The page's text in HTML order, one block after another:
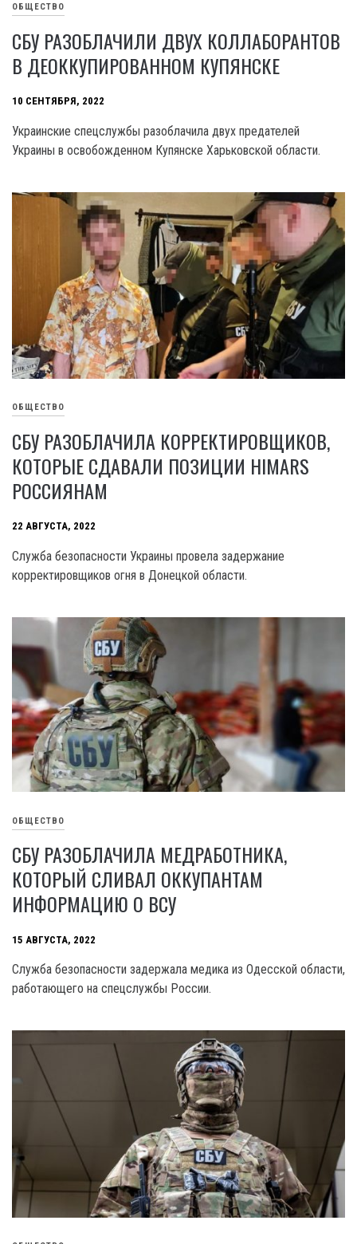
ОБЩЕСТВО
СБУ РАЗОБЛАЧИЛИ ДВУХ КОЛЛАБОРАНТОВ
В ДЕОККУПИРОВАННОМ КУПЯНСКЕ
10 СЕНТЯБРЯ, 2022
Украинские спецслужбы разоблачила двух предателей
Украины в освобожденном Купянске Харьковской области.
ОБЩЕСТВО
СБУ РАЗОБЛАЧИЛА КОРРЕКТИРОВЩИКОВ,
КОТОРЫЕ СДАВАЛИ ПОЗИЦИИ HIMARS
РОССИЯНАМ
22 АВГУСТА, 2022
Служба безопасности Украины провела задержание
корректировщиков огня в Донецкой области.
ОБЩЕСТВО
СБУ РАЗОБЛАЧИЛА МЕДРАБОТНИКА,
КОТОРЫЙ СЛИВАЛ ОККУПАНТАМ
ИНФОРМАЦИЮ О ВСУ
15 АВГУСТА, 2022
Служба безопасности задержала медика из Одесской области,
работающего на спецслужбы России.